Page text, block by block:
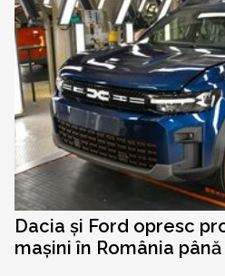
Dacia și Ford opresc
mașini în România